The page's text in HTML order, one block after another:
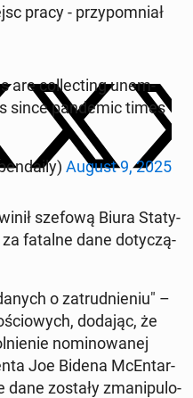
pracy - przy­po­mniał
are col­lec­ting unem­
since pan­de­mic times
August 9, 2025
szefową Biura Sta­ty­
za fatalne dane do­ty­czą­
o za­trud­nie­niu" –
dodając, że
no­mi­no­wa­nej
Joe Bidena McEn­tar­
dane zostały zma­ni­pu­lo­